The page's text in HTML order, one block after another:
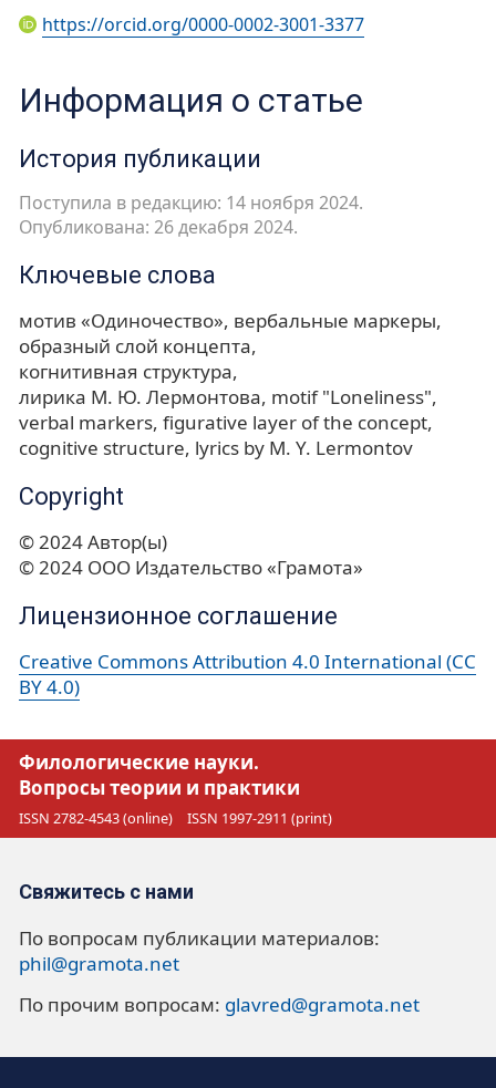
https://orcid.org/0000-0002-3001-3377
Информация о статье
История публикации
Поступила в редакцию: 14 ноября 2024.
Опубликована: 26 декабря 2024.
Ключевые слова
мотив «Одиночество» вербальные маркеры
образный слой концепта
когнитивная структура
лирика М. Ю. Лермонтова motif "Loneliness"
verbal markers figurative layer of the concept
cognitive structure lyrics by M. Y. Lermontov
Copyright
© 2024 Автор(ы)
© 2024 ООО Издательство «Грамота»
Лицензионное соглашение
Creative Commons Attribution 4.0 International (CC
BY 4.0)
Филологические науки.
Вопросы теории и практики
ISSN 2782-4543 (online) ISSN 1997-2911 (print)
Свяжитесь с нами
По вопросам публикации материалов:
phil@gramota.net
По прочим вопросам: glavred@gramota.net